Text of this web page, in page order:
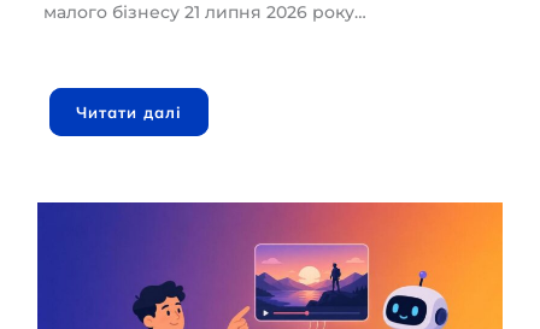
малого бізнесу 21 липня 2026 року…
Читати далі